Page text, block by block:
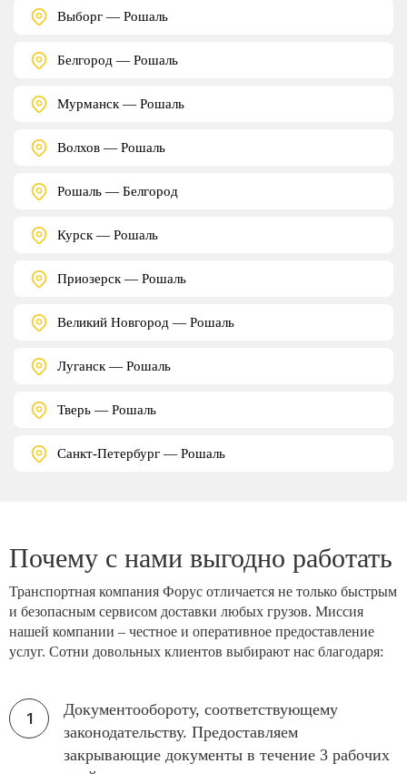
Выборг — Рошаль
Белгород — Рошаль
Мурманск — Рошаль
Волхов — Рошаль
Рошаль — Белгород
Курск — Рошаль
Приозерск — Рошаль
Великий Новгород — Рошаль
Луганск — Рошаль
Тверь — Рошаль
Санкт-Петербург — Рошаль
Почему с нами выгодно работать
Транспортная компания Форус отличается не только быстрым
и безопасным сервисом доставки любых грузов. Миссия
нашей компании – честное и оперативное предоставление
услуг. Сотни довольных клиентов выбирают нас благодаря:
Документообороту, соответствующему
законодательству. Предоставляем
закрывающие документы в течение 3 рабочих